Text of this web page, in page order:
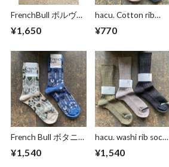
FrenchBull ポルヴォ
¥1,650
hacu. Cotton rib
¥770
French Bull ボタニ
¥1,540
hacu. washi rib socks
¥1,540